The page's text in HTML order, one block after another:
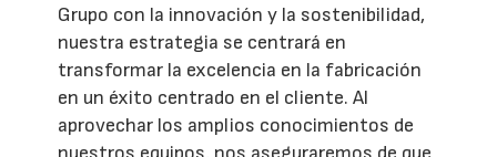
Grupo con la innovación y la sostenibilidad,
nuestra estrategia se centrará en
transformar la excelencia en la fabricación
en un éxito centrado en el cliente. Al
aprovechar los amplios conocimientos de